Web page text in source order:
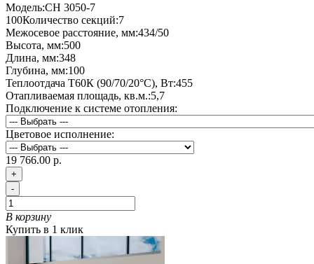
Модель:CH 3050-7
100Количество секций:7
Межосевое расстояние, мм:434/50
Высота, мм:500
Длина, мм:348
Глубина, мм:100
Теплоотдача Т60К (90/70/20°C), Вт:455
Отапливаемая площадь, кв.м.:5,7
Подключение к системе отопления:
Цветовое исполнение:
19 766.00 р.
+
-
В корзину
Купить в 1 клик